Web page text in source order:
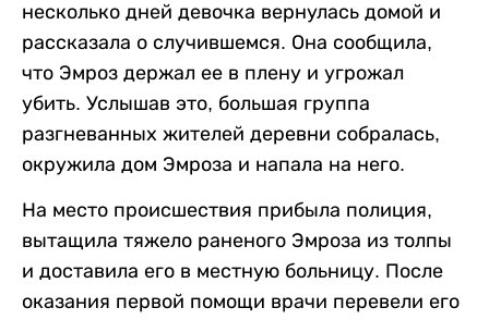
несколько дней девочка вернулась домой и
рассказала о случившемся. Она сообщила,
что Эмроз держал ее в плену и угрожал
убить. Услышав это, большая группа
разгневанных жителей деревни собралась,
окружила дом Эмроза и напала на него.
На место происшествия прибыла полиция,
вытащила тяжело раненого Эмроза из толпы
и доставила его в местную больницу. После
оказания первой помощи врачи перевели его